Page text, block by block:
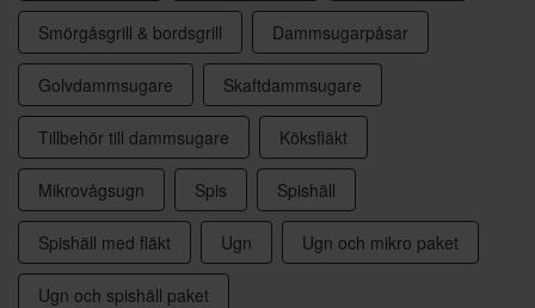
Smörgåsgrill & bordsgrill Dammsugarpåsar
Golvdammsugare Skaftdammsugare
Tillbehör till dammsugare Köksfläkt
Mikrovågsugn Spis Spishäll
Spishäll med fläkt Ugn Ugn och mikro paket
Ugn och spishäll paket